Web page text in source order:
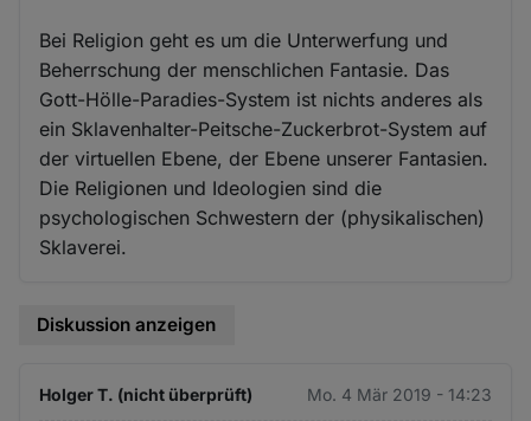
Bei Religion geht es um die Unterwerfung und
Beherrschung der menschlichen Fantasie. Das
Gott-Hölle-Paradies-System ist nichts anderes als
ein Sklavenhalter-Peitsche-Zuckerbrot-System auf
der virtuellen Ebene, der Ebene unserer Fantasien.
Die Religionen und Ideologien sind die
psychologischen Schwestern der (physikalischen)
Sklaverei.
Diskussion anzeigen
Holger T. (nicht überprüft) Mo. 4 Mär 2019 - 14:23